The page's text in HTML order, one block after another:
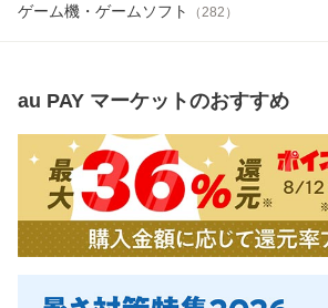
ゲーム機・ゲームソフト （282 ）
au PAY マーケットのおすすめ